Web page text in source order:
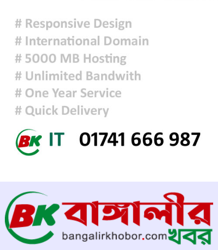
দিল্লিতে সাকিব আল হাসানের রেকর্ডেড
বক্তব্য প্রচার : মাগুরার বাড়িতে
অগ্নিসংযোগের চেষ্টা, ভাঙচুর
দেশজুড়ে জুলাই গণঅভ্যুত্থান দিবস
পালিত